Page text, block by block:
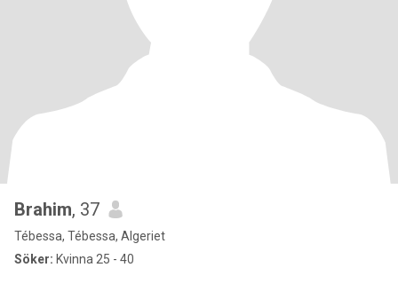
Brahim, 37
Tébessa, Tébessa, Algeriet
Söker: Kvinna 25 - 40